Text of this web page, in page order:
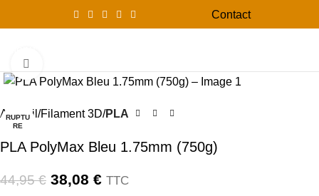
Contact
RUPTU
RE
Accueil Filament 3D PLA
PLA PolyMax Bleu 1.75mm (750g)
44,95€ 38,08 € TTC